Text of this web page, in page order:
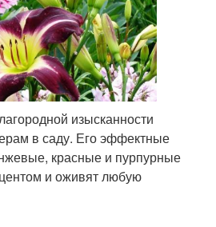
изысканности
в саду. Его эффектные
красные и пурпурные
и оживят любую